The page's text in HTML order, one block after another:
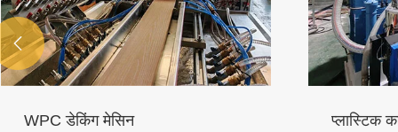
प्लास्टिक काठ बनाउने मेसिन
